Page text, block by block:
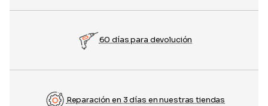
60 días para devolución
Reparación en 3 días en nuestras tiendas